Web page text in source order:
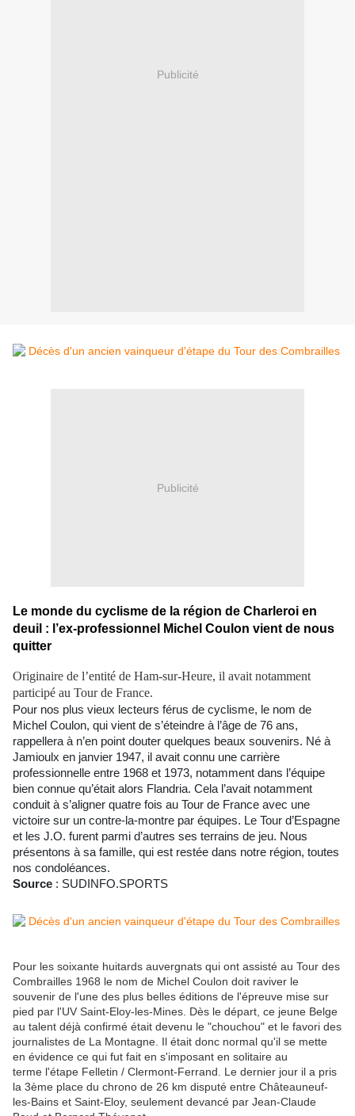
Publicité
Publicité
Le monde du cyclisme de la région de Charleroi en
deuil : l’ex-professionnel Michel Coulon vient de nous
quitter
Originaire de l’entité de Ham-sur-Heure, il avait notamment
participé au Tour de France.
Pour nos plus vieux lecteurs férus de cyclisme, le nom de
Michel Coulon, qui vient de s’éteindre à l’âge de 76 ans,
rappellera à n’en point douter quelques beaux souvenirs. Né à
Jamioulx en janvier 1947, il avait connu une carrière
professionnelle entre 1968 et 1973, notamment dans l’équipe
bien connue qu’était alors Flandria. Cela l’avait notamment
conduit à s’aligner quatre fois au Tour de France avec une
victoire sur un contre-la-montre par équipes. Le Tour d’Espagne
et les J.O. furent parmi d’autres ses terrains de jeu. Nous
présentons à sa famille, qui est restée dans notre région, toutes
nos condoléances.
Source : SUDINFO.SPORTS
Pour les soixante huitards auvergnats qui ont assisté au Tour des
Combrailles 1968 le nom de Michel Coulon doit raviver le
souvenir de l'une des plus belles éditions de l'épreuve mise sur
pied par l'UV Saint-Eloy-les-Mines. Dès le départ, ce jeune Belge
au talent déjà confirmé était devenu le "chouchou" et le favori des
journalistes de La Montagne. Il était donc normal qu'il se mette
en évidence ce qui fut fait en s'imposant en solitaire au
terme l'étape Felletin / Clermont-Ferrand. Le dernier jour il a pris
la 3ème place du chrono de 26 km disputé entre Châteauneuf-
les-Bains et Saint-Eloy, seulement devancé par Jean-Claude